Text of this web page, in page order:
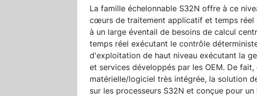
La famille échelonnable S32N offre à ce
cœurs de traitement applicatif et temps réel
à un large éventail de besoins de calcul
temps réel exécutant le contrôle
d'exploitation de haut niveau exécutant la
et services développés par les OEM. De
matérielle/logiciel très intégrée, la solution
sur les processeurs S32N et conçue pour